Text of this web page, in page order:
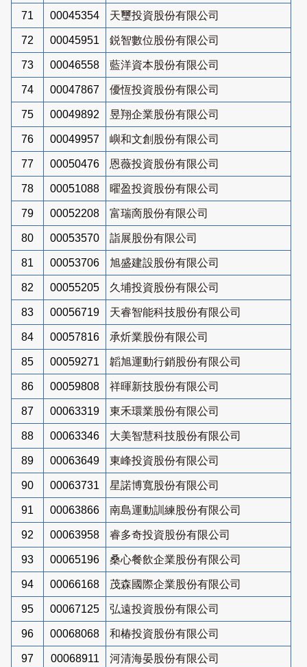
71 00045354 天璽投資股份有限公司
72 00045951 鋭智數位股份有限公司
73 00046558 藍洋資本股份有限公司
74 00047867 優恆投資股份有限公司
75 00049892 昱翔企業股份有限公司
76 00049957 嶼和文創股份有限公司
77 00050476 恩薇投資股份有限公司
78 00051088 曜盈投資股份有限公司
79 00052208 富瑞啇股份有限公司
80 00053570 詣展股份有限公司
81 00053706 旭盛建設股份有限公司
82 00055205 久埔投資股份有限公司
83 00056719 天睿智能科技股份有限公司
84 00057816 承炘業股份有限公司
85 00059271 韜旭運動行銷股份有限公司
86 00059808 祥暉新技股份有限公司
87 00063319 東禾環業股份有限公司
88 00063346 大美智慧科技股份有限公司
89 00063649 東峰投資股份有限公司
90 00063731 星諾博寬股份有限公司
91 00063866 南島運動訓練股份有限公司
92 00063958 睿多奇投資股份有限公司
93 00065196 桑心餐飲企業股份有限公司
94 00066168 茂森國際企業股份有限公司
95 00067125 弘遠投資股份有限公司
96 00068068 和椿投資股份有限公司
97 00068911 河清海晏股份有限公司